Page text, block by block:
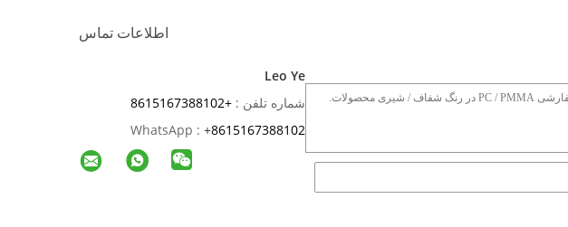
اطلاعات تماس
Leo Ye
شماره تلفن : +8615167388102
WhatsApp : +8615167388102